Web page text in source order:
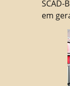
SCAD-
em